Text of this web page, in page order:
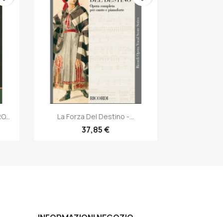
Anteprima
La Forza Del Destino -...
37,85 €